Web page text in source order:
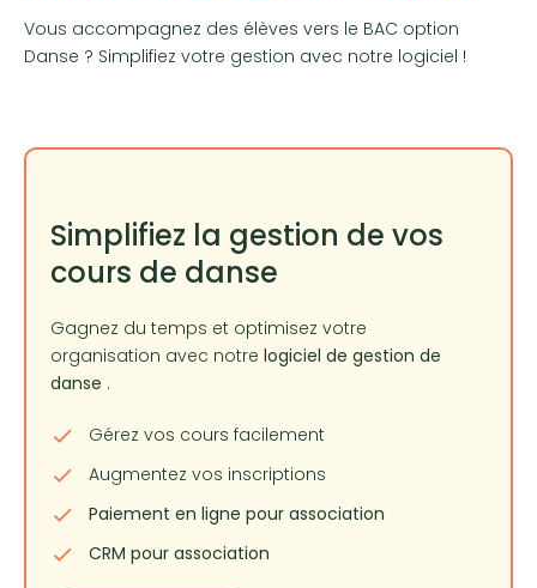
Vous accompagnez des élèves vers le BAC option
Danse ? Simplifiez votre gestion avec notre logiciel !
Simplifiez la gestion de vos
cours de danse
Gagnez du temps et optimisez votre
organisation avec notre logiciel de gestion de
danse .
Gérez vos cours facilement
Augmentez vos inscriptions
Paiement en ligne pour association
CRM pour association